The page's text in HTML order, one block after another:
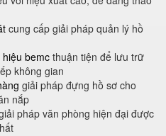
cung cấp giải pháp quản lý hồ
bemc thuận tiện để lưu trữ
không gian
giải pháp đựng hồ sơ cho
nắp
pháp văn phòng hiện đại được